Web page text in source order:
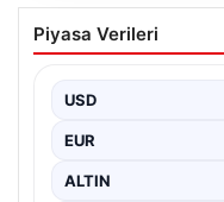
Yıllar Sonra
Kızlarıyla
(59) çifti, uzun yıllar
Piyasa Verileri
USD
EUR
ALTIN